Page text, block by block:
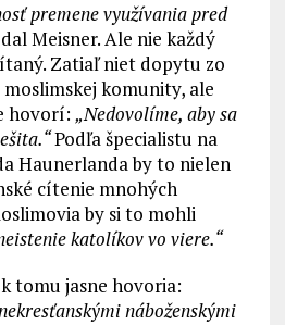
premene využívania pred
Meisner. Ale nie každý
Zatiaľ niet dopytu zo
komunity, ale
hovorí: „Nedovolíme, aby sa
Podľa špecialistu na
Haunerlanda by to nielen
cítenie mnohých
by si to mohli
katolíkov vo viere.“
tomu jasne hovoria:
náboženskými